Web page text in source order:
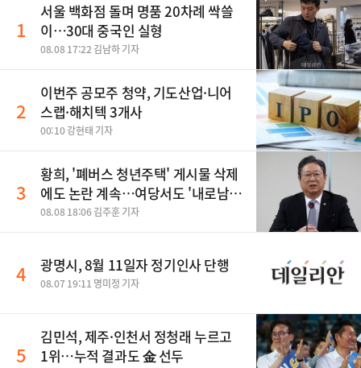
1
서울 백화점 돌며 명품 20차례 싹쓸
이…30대 중국인 실형
08.08 17:22 김남하 기자
2
이번주 공모주 청약, 기도산업·니어
스랩·해치텍 3개사
00:10 강현태 기자
3
황희, '폐버스 청년주택' 게시물 삭제
에도 논란 계속…여당서도 '내로남
불' 비판
08.08 18:06 김주훈 기자
4 광명시, 8월 11일자 정기인사 단행
08.07 19:11 명미정 기자
5
김민석, 제주·인천서 정청래 누르고
1위…누적 결과도 金 선두